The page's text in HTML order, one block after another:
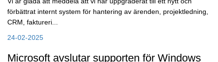
förbättrat internt system för hantering av ärenden, projektledning,
CRM, faktureri...
24-02-2025
Microsoft avslutar supporten för Windows